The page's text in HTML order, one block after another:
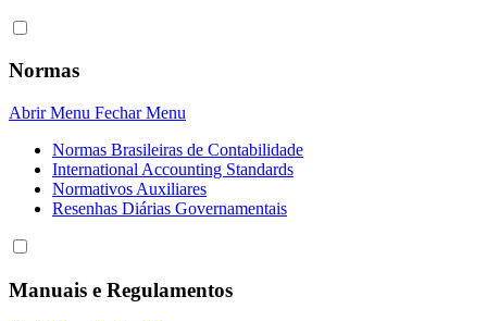
Normas
Abrir Menu Fechar Menu
Normas Brasileiras de Contabilidade
International Accounting Standards
Normativos Auxiliares
Resenhas Diárias Governamentais
Manuais e Regulamentos